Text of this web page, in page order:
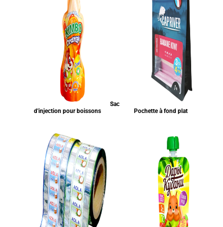
Sac
d'injection pour boissons
Pochette à fond plat